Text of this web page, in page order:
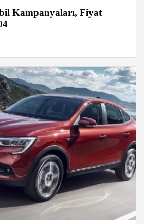
Kampanyaları, Fiyat